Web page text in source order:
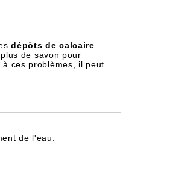
dépôts de calcaire
de savon pour
ces problèmes, il peut
de l'eau.